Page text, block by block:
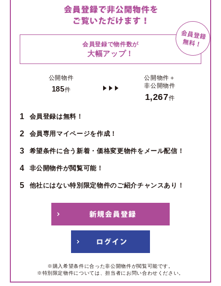
会員登録で物件数が
大幅アップ！
公開物件
185件
公開物件＋
非公開物件
1,267件
1 会員登録は無料！
2 会員専用マイページを作成！
3 希望条件に合う新着・価格変更物件をメール配信！
4 非公開物件が閲覧可能！
5 他社にはない特別限定物件のご紹介チャンスあり！
※購入希望条件に合った非公開物件が閲覧可能です。
※特別限定物件については、担当者にお問い合わせください。